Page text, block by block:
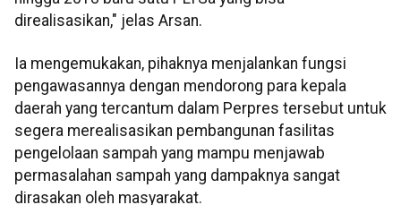
direalisasikan," jelas Arsan.
Ia mengemukakan, pihaknya menjalankan fungsi
pengawasannya dengan mendorong para kepala
daerah yang tercantum dalam Perpres tersebut untuk
segera merealisasikan pembangunan fasilitas
pengelolaan sampah yang mampu menjawab
permasalahan sampah yang dampaknya sangat
dirasakan oleh masyarakat.